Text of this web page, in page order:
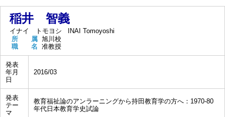
稲井 智義
イナイ トモヨシ
INAI Tomoyoshi
所 属 旭川校
職 名 准教授
発表
年月
日
2016/03
発表
テー
マ
教育福祉論のアンラーニングから持田教育学の方へ：1970-80
年代日本教育学史試論